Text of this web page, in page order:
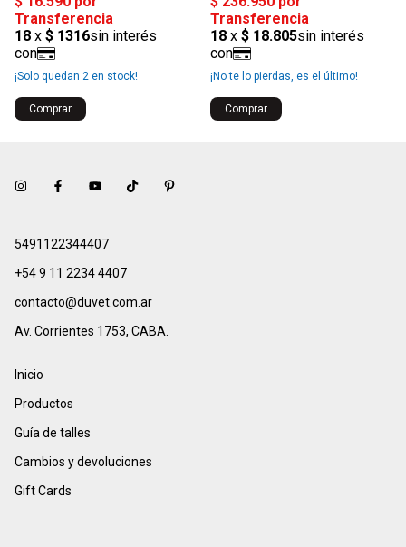
¡Solo quedan 2 en stock! ¡No te lo pierdas, es el último!
5491122344407
+54 9 11 2234 4407
contacto@duvet.com.ar
Av. Corrientes 1753, CABA.
Inicio
Productos
Guía de talles
Cambios y devoluciones
Gift Cards